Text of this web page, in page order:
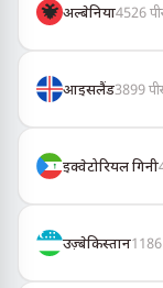
अल्बेनिया4526
आइसलैंड3899
इक्वेटोरियल गिनी
उज़्बेकिस्तान1186